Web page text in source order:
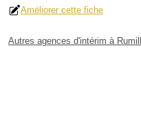
Améliorer cette fiche
Autres agences d'intérim à